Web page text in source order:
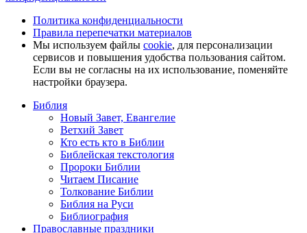
Политика конфиденциальности
Правила перепечатки материалов
Мы используем файлы cookie, для персонализации
сервисов и повышения удобства пользования сайтом.
Если вы не согласны на их использование, поменяйте
настройки браузера.
Библия
Новый Завет, Евангелие
Ветхий Завет
Кто есть кто в Библии
Библейская текстология
Пророки Библии
Читаем Писание
Толкование Библии
Библия на Руси
Библиография
Православные праздники